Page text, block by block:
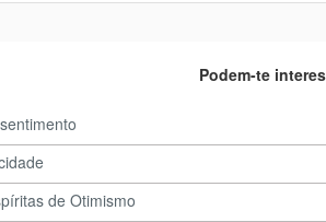
Podem-te
de Otimismo